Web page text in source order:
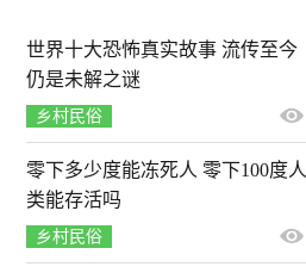
世界十大恐怖真实故事 流传至今
仍是未解之谜
乡村民俗
零下多少度能冻死人 零下100度人
类能存活吗
乡村民俗